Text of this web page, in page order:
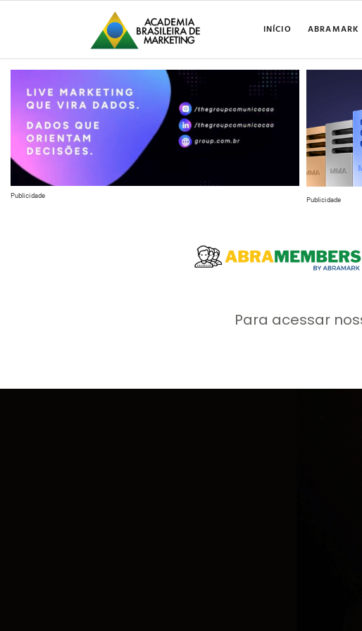
INÍCIO ABRAMARK
Publicidade Publicidade
Para acessar